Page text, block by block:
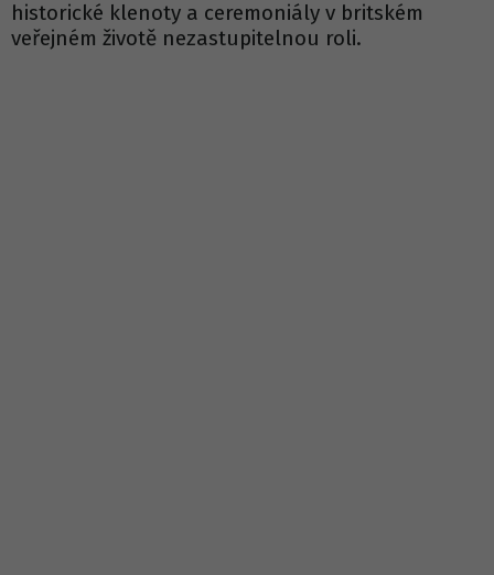
historické klenoty a ceremoniály v britském
veřejném životě nezastupitelnou roli.